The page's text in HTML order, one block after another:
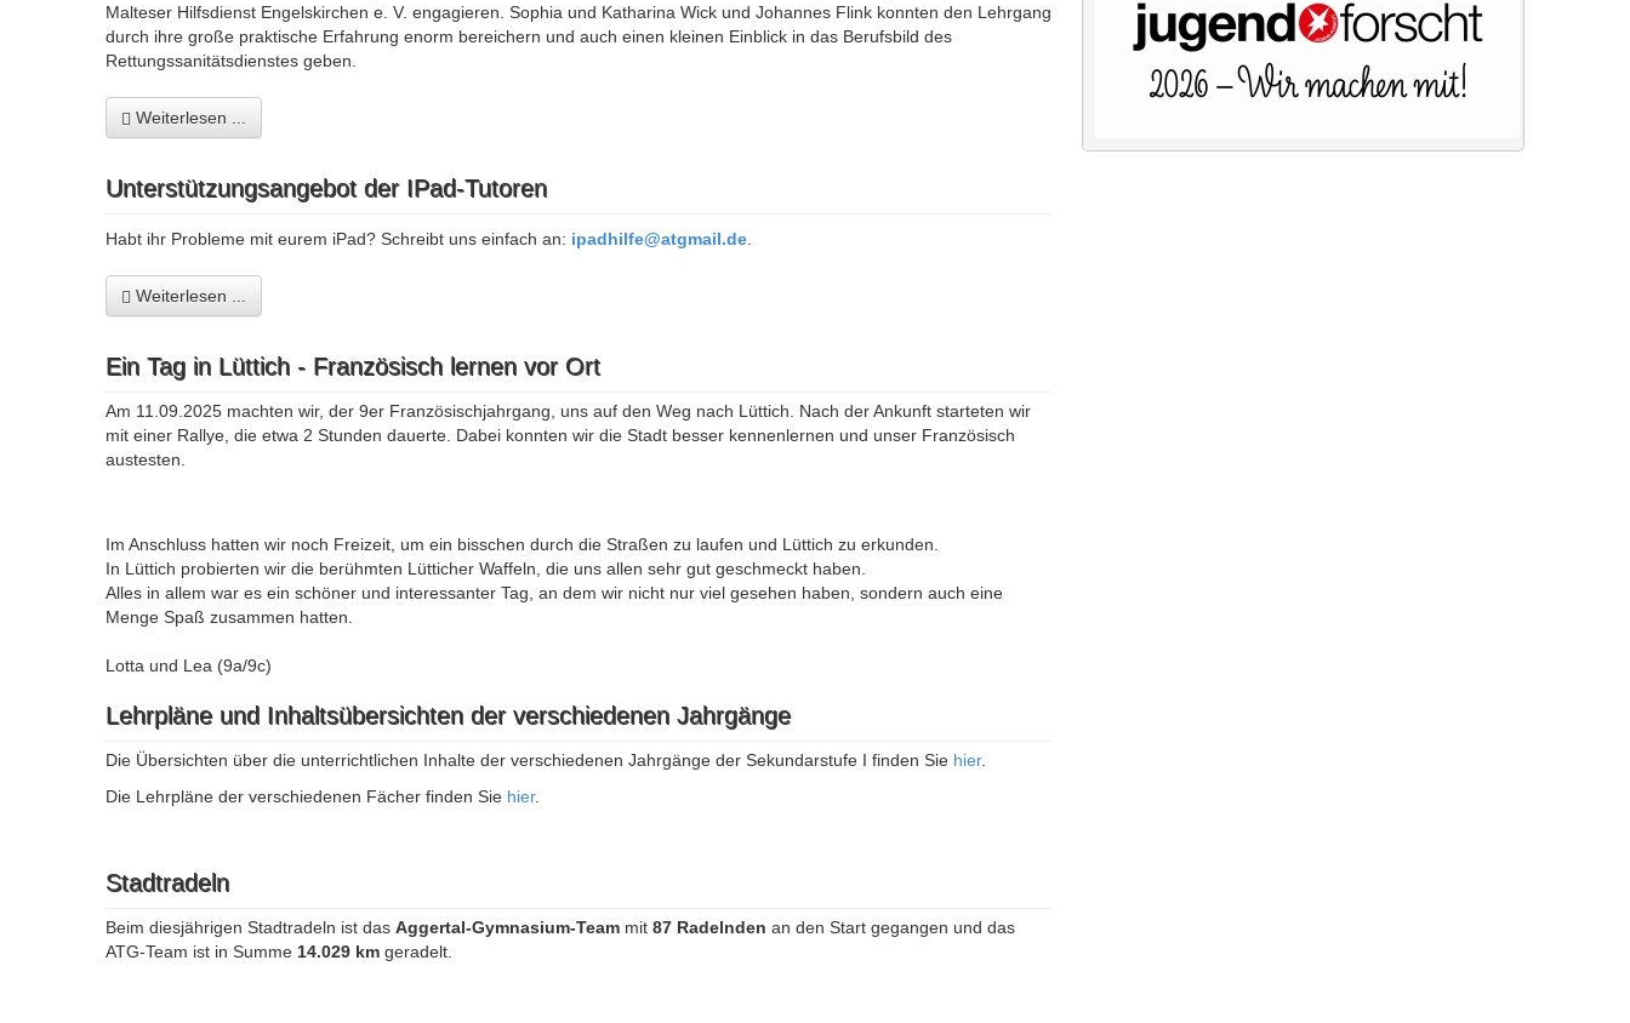
Malteser Hilfsdienst Engelskirchen e. V. engagieren. Sophia und Katharina Wick und Johannes Flink konnten den Lehrgang
durch ihre große praktische Erfahrung enorm bereichern und auch einen kleinen Einblick in das Berufsbild des
Rettungssanitätsdienstes geben.
Weiterlesen ...
Unterstützungsangebot der IPad-Tutoren
Habt ihr Probleme mit eurem iPad? Schreibt uns einfach an: ipadhilfe@atgmail.de.
Weiterlesen ...
Ein Tag in Lüttich - Französisch lernen vor Ort
Am 11.09.2025 machten wir, der 9er Französischjahrgang, uns auf den Weg nach Lüttich. Nach der Ankunft starteten wir
mit einer Rallye, die etwa 2 Stunden dauerte. Dabei konnten wir die Stadt besser kennenlernen und unser Französisch
austesten.
Im Anschluss hatten wir noch Freizeit, um ein bisschen durch die Straßen zu laufen und Lüttich zu erkunden.
In Lüttich probierten wir die berühmten Lütticher Waffeln, die uns allen sehr gut geschmeckt haben.
Alles in allem war es ein schöner und interessanter Tag, an dem wir nicht nur viel gesehen haben, sondern auch eine
Menge Spaß zusammen hatten.
Lotta und Lea (9a/9c)
Lehrpläne und Inhaltsübersichten der verschiedenen Jahrgänge
Die Übersichten über die unterrichtlichen Inhalte der verschiedenen Jahrgänge der Sekundarstufe I finden Sie hier.
Die Lehrpläne der verschiedenen Fächer finden Sie hier.
Stadtradeln
Beim diesjährigen Stadtradeln ist das Aggertal-Gymnasium-Team mit 87 Radelnden an den Start gegangen und das
ATG-Team ist in Summe 14.029 km geradelt.